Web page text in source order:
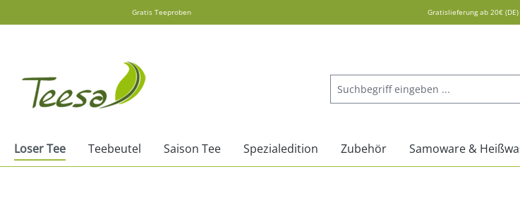
Zur Hauptnavigation springen
Gratis Teeproben Gratislieferung ab 20€ (DE)
Loser Tee Teebeutel Saison Tee Spezialedition Zubehör Samoware &